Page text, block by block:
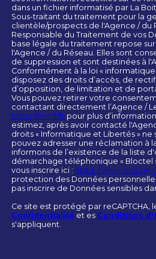
dans un fichier informatisé par La
Sous-traitant du traitement pour la
clientèle/prospects de l'Agence / du
Responsable du Traitement de vos
base légale du traitement repose
l'Agence / du Réseau. Elles sont
de suppression et sont destinées à
Conformément à la loi «
disposez des droits d’accès, de
d’opposition, de limitation et de
Vous pouvez retirer votre
contactant directement l’Agence /
https://cnil.fr/fr pour plus
estimez, après avoir contacté
droits « Informatique et Libertés » ne
pouvez adresser une réclamation à la
informons de l’existence de la liste
démarchage téléphonique « Bloctel
vous inscrire ici : https://
protection des Données
pas inscrire de Données sensibles
Ce site est protégé par reCAPTCHA,
Confidentialité et es Conditions
s'appliquent.